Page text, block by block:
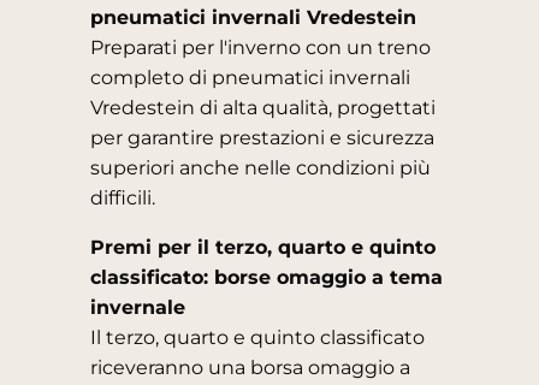
pneumatici invernali Vredestein
Preparati per l'inverno con un treno
completo di pneumatici invernali
Vredestein di alta qualità, progettati
per garantire prestazioni e sicurezza
superiori anche nelle condizioni più
difficili.
Premi per il terzo, quarto e quinto
classificato: borse omaggio a tema
invernale
Il terzo, quarto e quinto classificato
riceveranno una borsa omaggio a